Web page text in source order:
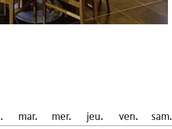
mar. mer. jeu. ven. sam.